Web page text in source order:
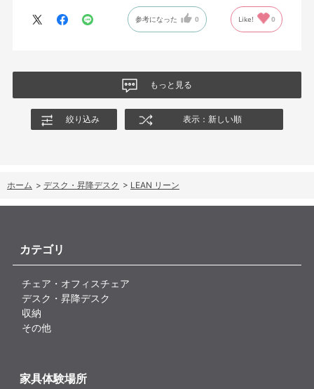
の作りもしっかりしておりこのお値段で組み立て作業もしていた
だけて、とても良い買い物ができました！
参考になった 0 Like! 0
もっと見る
絞り込み 表示：新しい順
ホーム > デスク・昇降デスク > LEAN リーン
カテゴリ
チェア・オフィスチェア
デスク・昇降デスク
収納
その他
家具体験場所